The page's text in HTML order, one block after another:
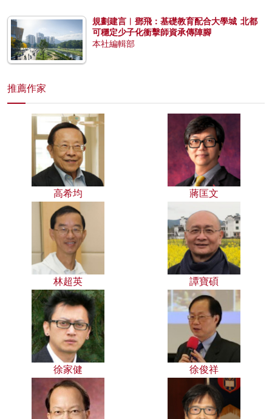
規劃建言︱鄧飛：基礎教育配合大學城 北都
可穩定少子化衝擊師資承傳陣腳
本社編輯部
推薦作家
高希均 蔣匡文
林超英 譚寶碩
徐家健 徐俊祥